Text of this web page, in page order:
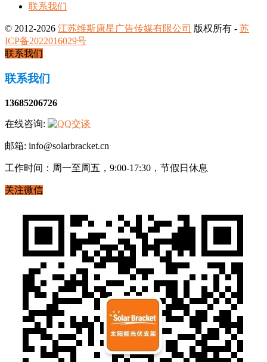
联系我们
© 2012-2026 江苏维斯康星广告传媒有限公司 版权所有 - 苏
ICP备2022016029号
联系我们
联系我们
13685206726
在线咨询:
邮箱: info@solarbracket.cn
工作时间：周一至周五，9:00-17:30，节假日休息
关注微信